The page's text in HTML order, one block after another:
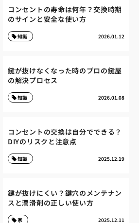
コンセントの寿命は何年？交換時期
のサインと安全な使い方
2026.01.12
知識
鍵が抜けなくなった時のプロの鍵屋
の解決プロセス
2026.01.08
知識
コンセントの交換は自分でできる？
DIYのリスクと注意点
2025.12.19
知識
鍵が抜けにくい？鍵穴のメンテナン
スと潤滑剤の正しい使い方
2025.12.11
家